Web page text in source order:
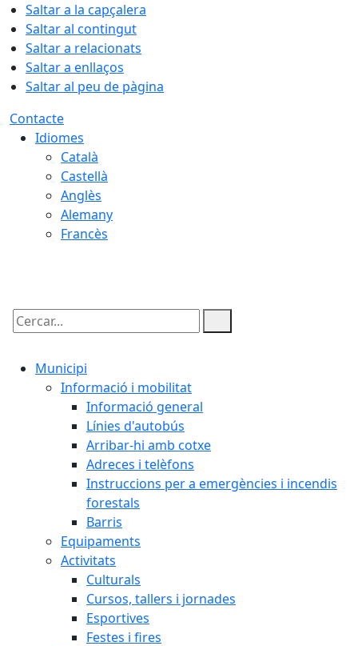
Saltar a la capçalera
Saltar al contingut
Saltar a relacionats
Saltar a enllaços
Saltar al peu de pàgina
Contacte
Idiomes
Català
Castellà
Anglès
Alemany
Francès
Cercar:
Municipi
Informació i mobilitat
Informació general
Línies d'autobús
Arribar-hi amb cotxe
Adreces i telèfons
Instruccions per a emergències i incendis
forestals
Barris
Equipaments
Activitats
Culturals
Cursos, tallers i jornades
Esportives
Festes i fires